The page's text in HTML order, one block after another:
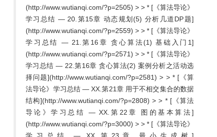
(http://www.wutianqi.com/?p=2505) > > * [《算法导论》
学习总结 — 20.第15章 动态规划(5) 分析几道DP题]
(http://www.wutianqi.com/?p=2559) > > * [《算法导论》
学习总结 — 21.第16章 贪心算法(1) 基础入门1]
(http://www.wutianqi.com/?p=2571) > > * [《算法导论》
学习总结 — 22.第16章 贪心算法(2) 案例分析之活动选
择问题](http://www.wutianqi.com/?p=2581) > > * [《算
法导论》学习总结 — XX.第21章 用于不相交集合的数据
结构](http://www.wutianqi.com/?p=2808) > > * [《算法
导论》学习总结 — XX.第22章 图的基本算法]
(http://www.wutianqi.com/?p=3000) > > * [《算法导论》